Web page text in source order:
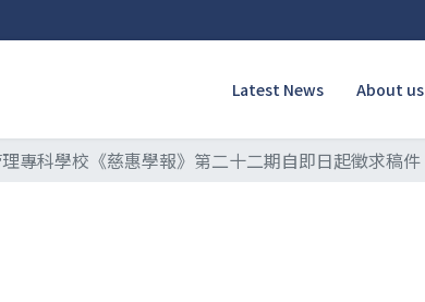
Latest News About us
專科學校《慈惠學報》第二十二期自即日起徵求稿件